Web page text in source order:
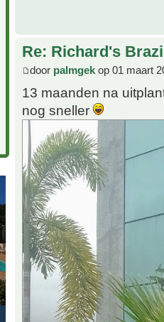
Re: Richard's
door palmgek op 01 maart
13 maanden na
nog sneller